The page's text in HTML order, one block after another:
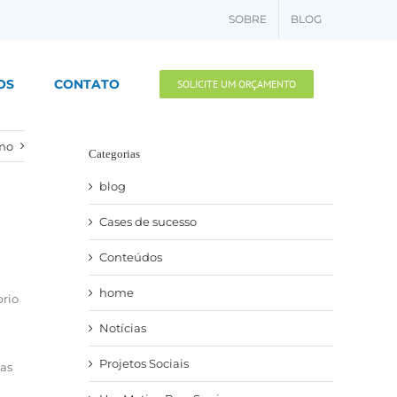
SOBRE BLOG
CONTATO SOLICITE UM ORÇAMENTO
Categorias
blog
Cases de sucesso
Conteúdos
home
Notícias
Projetos Sociais